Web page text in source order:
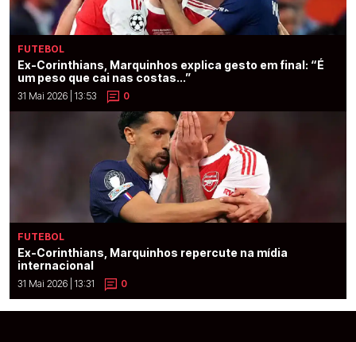
FUTEBOL
Ex-Corinthians, Marquinhos explica gesto em final: “É
um peso que cai nas costas...”
31 Mai 2026 | 13:53 0
FUTEBOL
Ex-Corinthians, Marquinhos repercute na mídia
internacional
31 Mai 2026 | 13:31 0